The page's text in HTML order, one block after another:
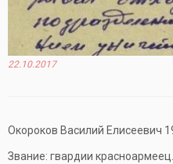
22.10.2017
Окороков Василий Елисеевич
Звание: гвардии красноармеец.